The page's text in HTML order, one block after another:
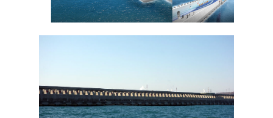
About
Contact